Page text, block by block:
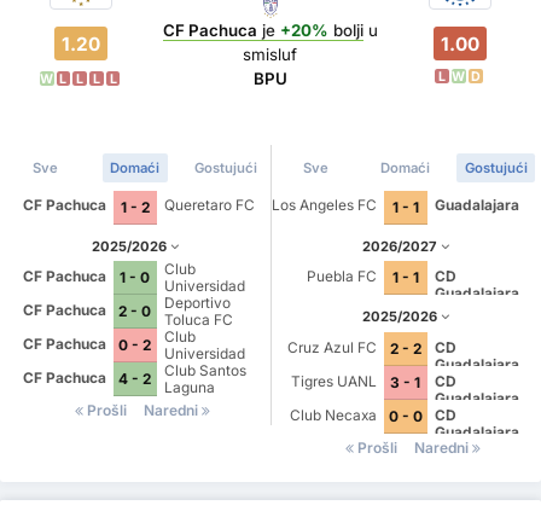
1.20
W L L L L
CF Pachuca je +20% boljiu
smisluf
BPU
1.00
L W D
Sve Domaći Gostujući
CF Pachuca 1 - 2 Queretaro FC
2025/2026
CF Pachuca 1 - 0
Club
Universidad
Nacional
CF Pachuca 2 - 0
Deportivo
Toluca FC
CF Pachuca
0 - 2
Club
Universidad
Nacional
CF Pachuca 4 - 2
Club Santos
Laguna
Prošli
Naredni
Sve Domaći Gostujući
Los Angeles FC 1 - 1 Guadalajara
2026/2027
Puebla FC 1 - 1
CD
Guadalajara
2025/2026
Cruz Azul FC 2 - 2
CD
Guadalajara
Tigres UANL
3 - 1
CD
Guadalajara
Club Necaxa
0 - 0
CD
Guadalajara
Prošli
Naredni